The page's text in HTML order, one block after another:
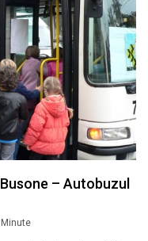
– Autobuzul
Minute